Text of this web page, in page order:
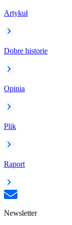
Artykuł
Dobre historie
Opinia
Plik
Raport
Newsletter